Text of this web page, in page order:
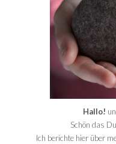
Hallo!
Schön das
Ich berichte hier über